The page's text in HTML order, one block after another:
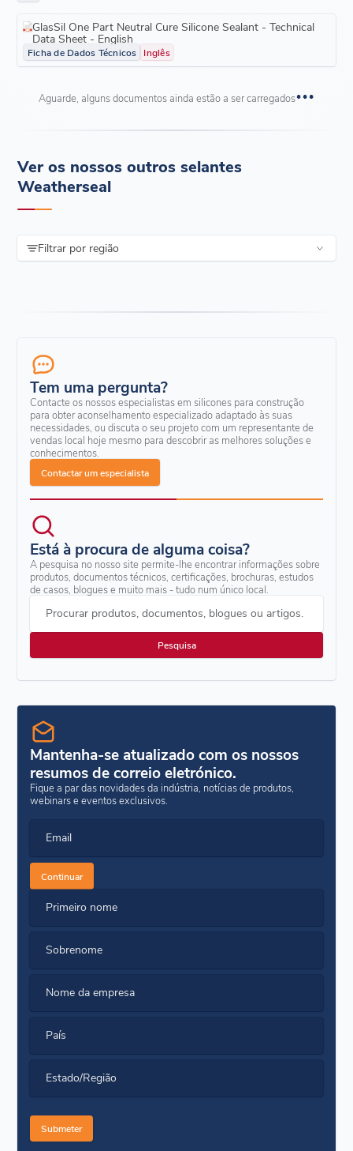
GlasSil One Part Neutral Cure Silicone Sealant - Technical
Data Sheet - English
Ficha de Dados Técnicos Inglês
Aguarde, alguns documentos ainda estão a ser carregados
Ver os nossos outros selantes
Weatherseal
Filtrar por região
Tem uma pergunta?
Contacte os nossos especialistas em silicones para construção
para obter aconselhamento especializado adaptado às suas
necessidades, ou discuta o seu projeto com um representante de
vendas local hoje mesmo para descobrir as melhores soluções e
conhecimentos.
Contactar um especialista
Está à procura de alguma coisa?
A pesquisa no nosso site permite-lhe encontrar informações sobre
produtos, documentos técnicos, certificações, brochuras, estudos
de casos, blogues e muito mais - tudo num único local.
Procurar produtos, documentos, blogues ou artigos.
Mantenha-se atualizado com os nossos
resumos de correio eletrónico.
Fique a par das novidades da indústria, notícias de produtos,
webinars e eventos exclusivos.
Email
Continuar
Primeiro nome
Sobrenome
Nome da empresa
País
Estado/Região